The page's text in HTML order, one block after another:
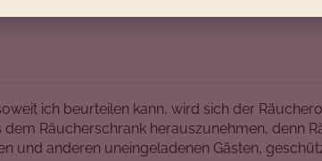
ich beurteilen kann, wird sich der
Räucherschrank herauszunehmen, denn
und anderen uneingeladenen Gästen,